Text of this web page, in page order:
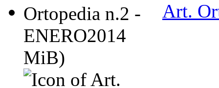
Art.
MiB)